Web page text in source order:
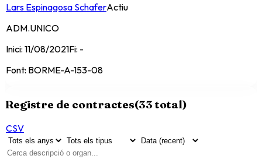
Lars Espinagosa SchaferActiu
ADM.UNICO
Inici: 11/08/2021Fi: -
Font: BORME-A-153-08
Registre de contractes(33 total)
CSV